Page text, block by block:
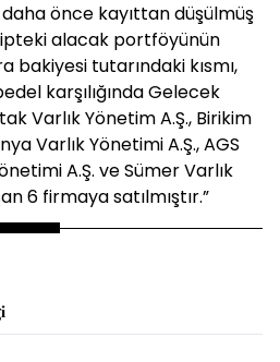
daha önce kayıttan düşülmüş
alacak portföyünün
bakiyesi tutarındaki kısmı,
karşılığında Gelecek
Varlık Yönetim A.Ş., Birikim
Varlık Yönetimi A.Ş., AGS
A.Ş. ve Sümer Varlık
6 firmaya satılmıştır.”